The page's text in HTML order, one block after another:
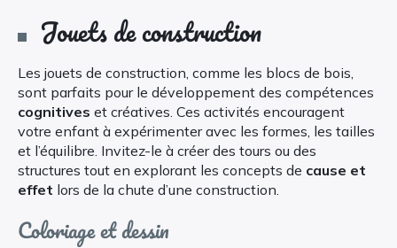
Jouets de construction
Les jouets de construction, comme les blocs de bois,
sont parfaits pour le développement des compétences
cognitives et créatives. Ces activités encouragent
votre enfant à expérimenter avec les formes, les tailles
et l’équilibre. Invitez-le à créer des tours ou des
structures tout en explorant les concepts de cause et
effet lors de la chute d’une construction.
Coloriage et dessin